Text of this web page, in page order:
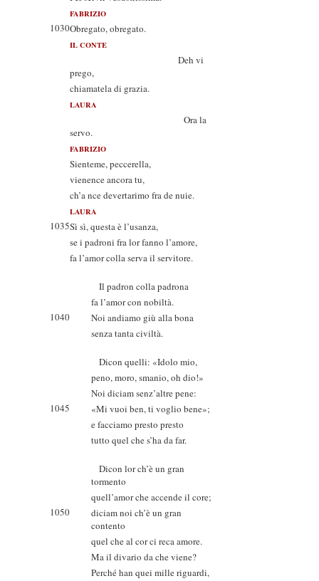
FABRIZIO
1030Obregato, obregato.
IL CONTE
Deh vi
prego,
chiamatela di grazia.
LAURA
Ora la
servo.
FABRIZIO
Sienteme, peccerella,
vienence ancora tu,
ch’a nce devertarimo fra de nuie.
LAURA
1035Sì sì, questa è l’usanza,
se i padroni fra lor fanno l’amore,
fa l’amor colla serva il servitore.
Il padron colla padrona
fa l’amor con nobiltà.
1040
Noi andiamo giù alla bona
senza tanta civiltà.
Dicon quelli: «Idolo mio,
peno, moro, smanio, oh dio!»
Noi diciam senz’altre pene:
1045
«Mi vuoi ben, ti voglio bene»;
e facciamo presto presto
tutto quel che s’ha da far.
Dicon lor ch’è un gran
tormento
quell’amor che accende il core;
1050
diciam noi ch’è un gran
contento
quel che al cor ci reca amore.
Ma il divario da che viene?
Perché han quei mille riguardi,